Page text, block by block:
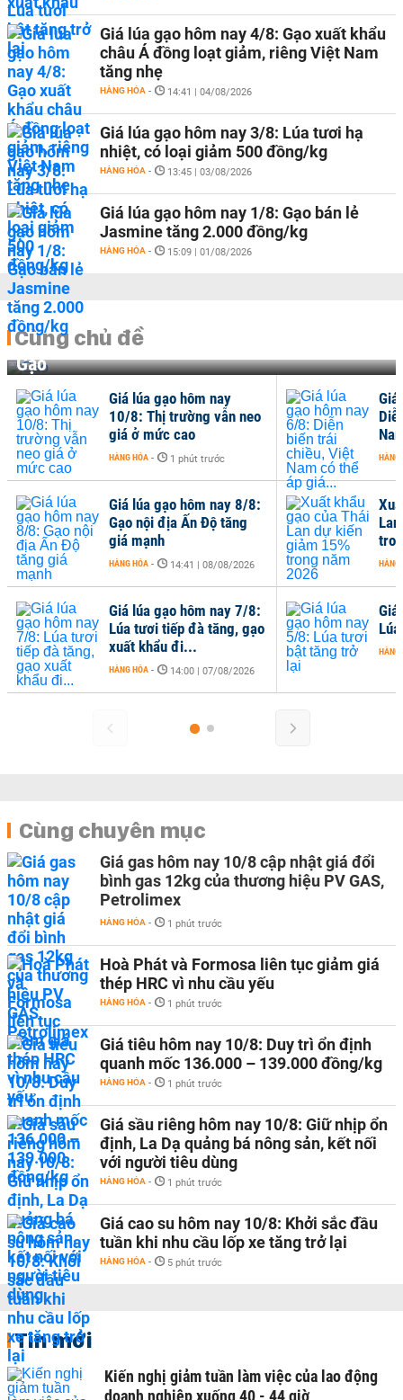
Giá lúa gạo hôm nay 4/8: Gạo xuất khẩu
châu Á đồng loạt giảm, riêng Việt Nam
tăng nhẹ
HÀNG HÓA - 14:41 | 04/08/2026
Giá lúa gạo hôm nay 3/8: Lúa tươi hạ
nhiệt, có loại giảm 500 đồng/kg
HÀNG HÓA - 13:45 | 03/08/2026
Giá lúa gạo hôm nay 1/8: Gạo bán lẻ
Jasmine tăng 2.000 đồng/kg
HÀNG HÓA - 15:09 | 01/08/2026
Cùng chủ đề
Gạo
Giá lúa gạo hôm nay
10/8: Thị trường vẫn neo
giá ở mức cao
HÀNG HÓA - 1 phút trước
Giá lúa gạo hôm nay 8/8:
Gạo nội địa Ấn Độ tăng
giá mạnh
HÀNG HÓA - 14:41 | 08/08/2026
Giá lúa gạo hôm nay 7/8:
Lúa tươi tiếp đà tăng, gạo
xuất khẩu đi...
HÀNG HÓA - 14:00 | 07/08/2026
HÀNG
HÀNG
HÀNG
Cùng chuyên mục
Giá gas hôm nay 10/8 cập nhật giá đổi
bình gas 12kg của thương hiệu PV GAS,
Petrolimex
HÀNG HÓA - 1 phút trước
Hoà Phát và Formosa liên tục giảm giá
thép HRC vì nhu cầu yếu
HÀNG HÓA - 1 phút trước
Giá tiêu hôm nay 10/8: Duy trì ổn định
quanh mốc 136.000 – 139.000 đồng/kg
HÀNG HÓA - 1 phút trước
Giá sầu riêng hôm nay 10/8: Giữ nhịp ổn
định, La Dạ quảng bá nông sản, kết nối
với người tiêu dùng
HÀNG HÓA - 1 phút trước
Giá cao su hôm nay 10/8: Khởi sắc đầu
tuần khi nhu cầu lốp xe tăng trở lại
HÀNG HÓA - 5 phút trước
Tin mới
Kiến nghị giảm tuần làm việc của lao động
doanh nghiệp xuống 40 - 44 giờ